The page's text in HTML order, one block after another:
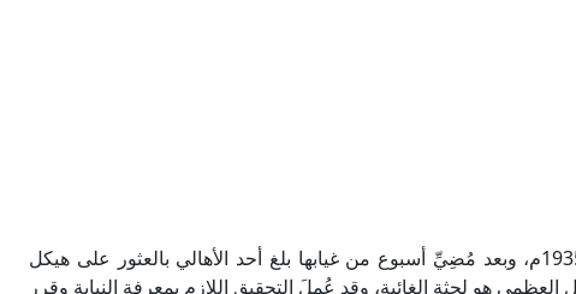
غابت امرأةٌ غَيْبَةً مُنقطعةً من ديسمبر 1935م، وبعد مُضِيِّ أسبوع من غيابها بلغ أحد الأهالي بالعثور على هيكل
هو لجثة الغائبة، وقد عُمِلَ التحقيق اللازم بمعرفة النيابة وقرر